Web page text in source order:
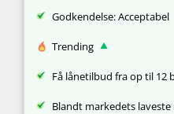
Godkendelse: Acceptabel
Trending
Få lånetilbud fra op til 12
Blandt markedets